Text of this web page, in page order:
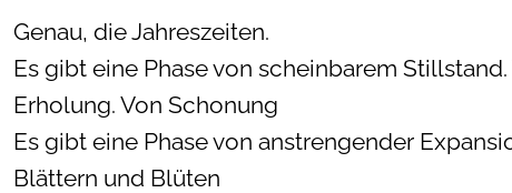
Genau, die Jahreszeiten.
Es gibt eine Phase von scheinbarem Stillstand.
Erholung. Von Schonung
Es gibt eine Phase von anstrengender
Blättern und Blüten